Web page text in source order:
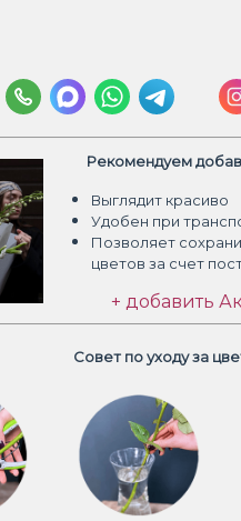
Рекомендуем
Выглядит красиво
Удобен при
Позволяет
цветов за счет
+ добавить
Совет по уходу за